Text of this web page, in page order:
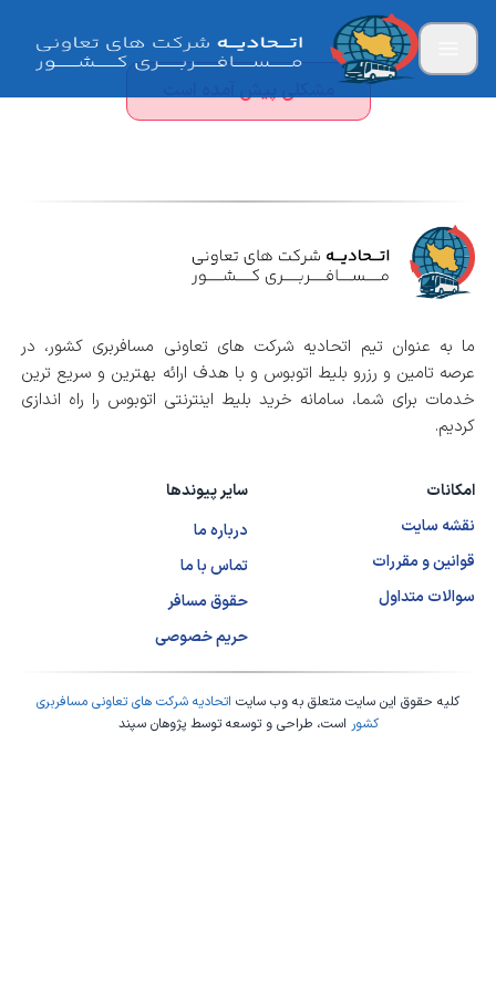
مشکلی پیش آمده است
ما به عنوان تیم اتحادیه شرکت های تعاونی مسافربری کشور، در
عرصه تامین و رزرو بلیط اتوبوس و با هدف ارائه بهترین و سریع ترین
خدمات برای شما، سامانه خرید بلیط اینترنتی اتوبوس را راه اندازی
کردیم.
امکانات
نقشه سایت
قوانین و مقررات
سوالات متداول
سایر پیوندها
درباره ما
تماس با ما
حقوق مسافر
حریم خصوصی
کلیه حقوق این سایت متعلق به وب سایت اتحادیه شرکت های تعاونی مسافربری
کشور است، طراحی و توسعه توسطپژوهان سپند